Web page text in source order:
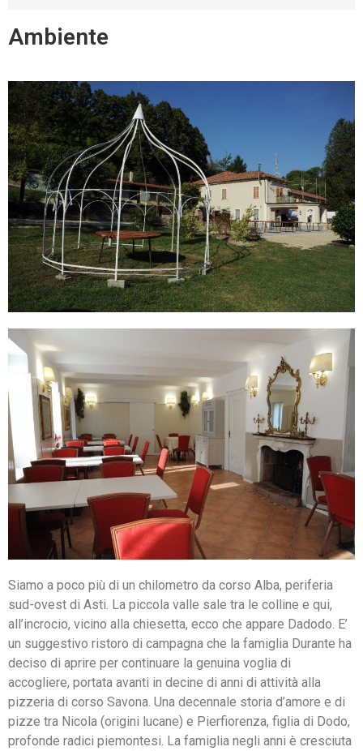
Ambiente
Siamo a poco più di un chilometro da corso Alba, periferia
sud-ovest di Asti. La piccola valle sale tra le colline e qui,
all’incrocio, vicino alla chiesetta, ecco che appare Dadodo. E’
un suggestivo ristoro di campagna che la famiglia Durante ha
deciso di aprire per continuare la genuina voglia di
accogliere, portata avanti in decine di anni di attività alla
pizzeria di corso Savona. Una decennale storia d’amore e di
pizze tra Nicola (origini lucane) e Pierfiorenza, figlia di Dodo,
profonde radici piemontesi. La famiglia negli anni è cresciuta